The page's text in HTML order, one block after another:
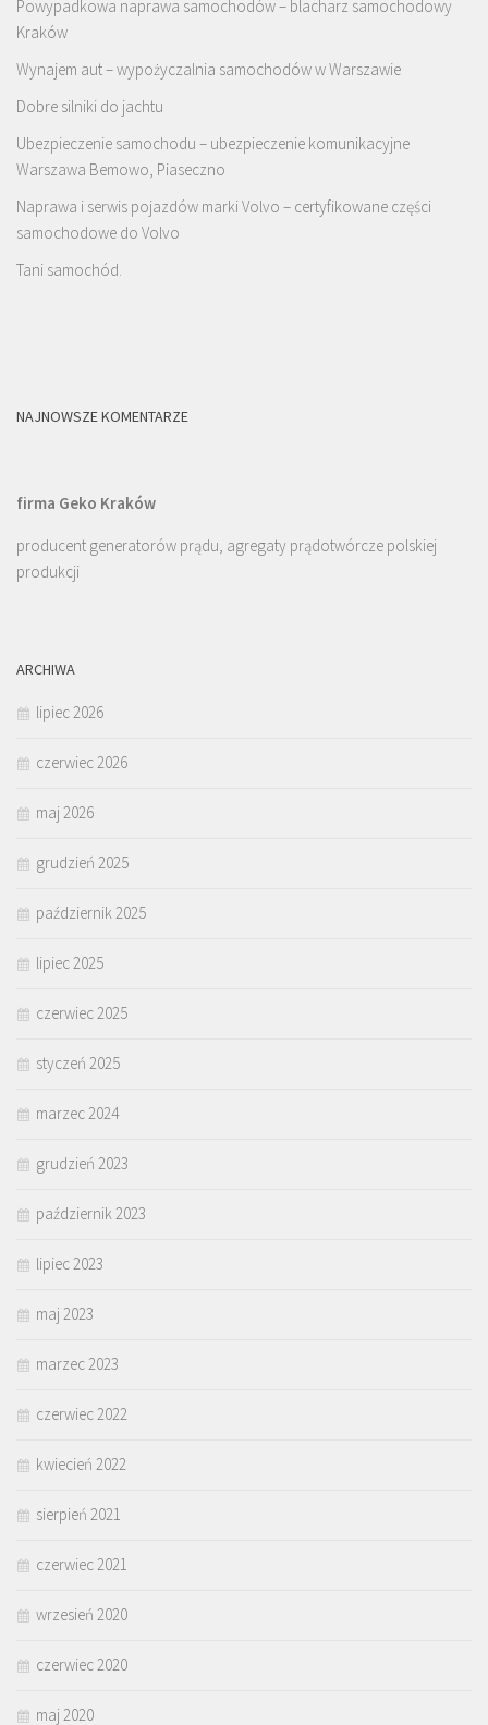
Powypadkowa naprawa samochodów – blacharz samochodowy
Kraków
Wynajem aut – wypożyczalnia samochodów w Warszawie
Dobre silniki do jachtu
Ubezpieczenie samochodu – ubezpieczenie komunikacyjne
Warszawa Bemowo, Piaseczno
Naprawa i serwis pojazdów marki Volvo – certyfikowane części
samochodowe do Volvo
Tani samochód.
NAJNOWSZE KOMENTARZE
firma Geko Kraków
producent generatorów prądu, agregaty prądotwórcze polskiej
produkcji
ARCHIWA
lipiec 2026
czerwiec 2026
maj 2026
grudzień 2025
październik 2025
lipiec 2025
czerwiec 2025
styczeń 2025
marzec 2024
grudzień 2023
październik 2023
lipiec 2023
maj 2023
marzec 2023
czerwiec 2022
kwiecień 2022
sierpień 2021
czerwiec 2021
wrzesień 2020
czerwiec 2020
maj 2020